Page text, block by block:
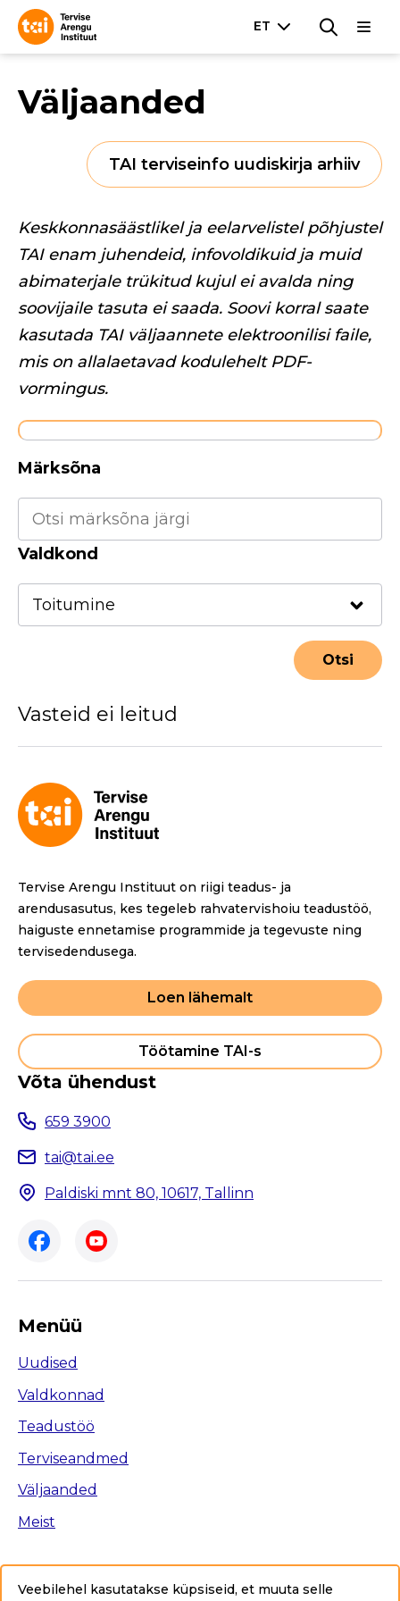
Väljaanded
TAI terviseinfo uudiskirja arhiiv
Keskkonnasäästlikel ja eelarvelistel põhjustel
TAI enam juhendeid, infovoldikuid ja muid
abimaterjale trükitud kujul ei avalda ning
soovijaile tasuta ei saada. Soovi korral saate
kasutada TAI väljaannete elektroonilisi faile,
mis on allalaetavad kodulehelt PDF-
vormingus.
Märksõna
Valdkond
Vasteid ei leitud
Tervise Arengu Instituut on riigi teadus- ja
arendusasutus, kes tegeleb rahvatervishoiu teadustöö,
haiguste ennetamise programmide ja tegevuste ning
tervisedendusega.
Loen lähemalt
Töötamine TAI-s
Võta ühendust
659 3900
tai@tai.ee
Paldiski mnt 80, 10617, Tallinn
Menüü
Uudised
Valdkonnad
Teadustöö
Terviseandmed
Väljaanded
Meist
Veebilehel kasutatakse küpsiseid, et muuta selle